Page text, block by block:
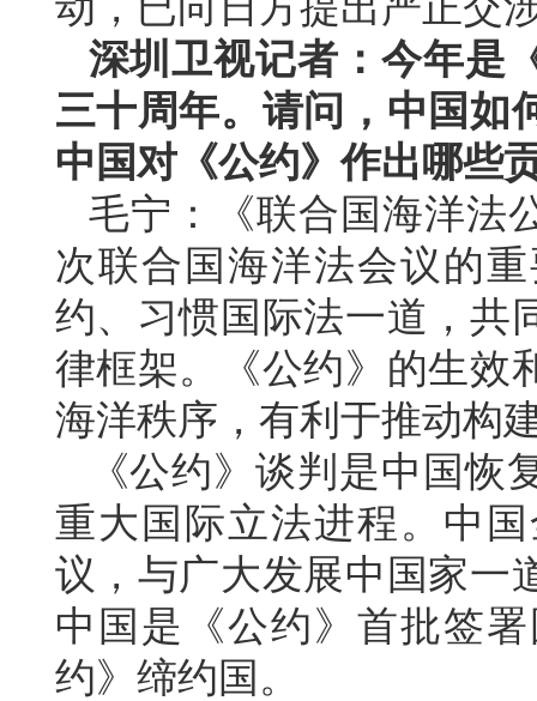
深圳卫视记者：今年是
三十周年。请问，中国如
中国对《公约》作出哪些
毛宁：《联合国海洋法
次联合国海洋法会议的
约、习惯国际法一道，共
律框架。《公约》的生效
海洋秩序，有利于推动构
《公约》谈判是中国
重大国际立法进程。中
议，与广大发展中国家一
中国是《公约》首批签
约》缔约国。